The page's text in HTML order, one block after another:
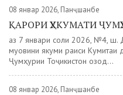
08 январ 2026, Панҷшанбе
ҚАРОРИ ҲУКУМАТИ
аз 7 январи соли 2026, №4,
муовини якуми раиси Кумитаи
Ҷумҳурии Тоҷикистон озод...
08 январ 2026, Панҷшанбе